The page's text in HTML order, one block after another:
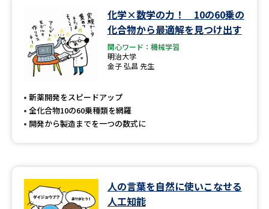
化学×数学の力！ 10の60乗の
化合物から最適解を見つけ出す
関心ワード：機械学習
明治大学
金子 弘昌 先生
新薬開発をスピードアップ
全化合物10の60乗種類を網羅
開発から製造までを一つの数式に
人の言葉を自然に使いこなせる
人工知能